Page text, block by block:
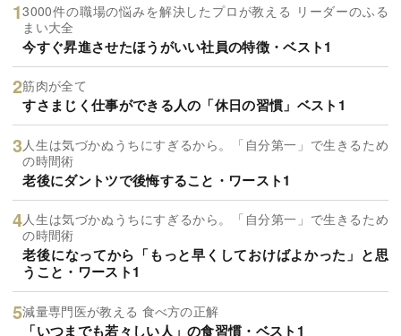
3000件の職場の悩みを解決したプロが教える リーダーのふる
まい大全
今すぐ昇進させたほうがいい社員の特徴・ベスト1
筋肉が全て
すさまじく仕事ができる人の「休日の習慣」ベスト1
人生は気づかぬうちにすぎるから。「自分第一」で生きるため
の時間術
老後にダントツで後悔すること・ワースト1
人生は気づかぬうちにすぎるから。「自分第一」で生きるため
の時間術
老後になってから「もっと早くしておけばよかった」と思
うこと・ワースト1
減量専門医が教える 食べ方の正解
「いつまでも若々しい人」の食習慣・ベスト1